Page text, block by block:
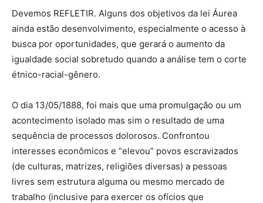
Devemos REFLETIR. Alguns dos objetivos da lei Áurea
ainda estão desenvolvimento, especialmente o acesso à
busca por oportunidades, que gerará o aumento da
igualdade social sobretudo quando a análise tem o corte
étnico-racial-gênero.
O dia 13/05/1888, foi mais que uma promulgação ou um
acontecimento isolado mas sim o resultado de uma
sequência de processos dolorosos. Confrontou
interesses econômicos e “elevou” povos escravizados
(de culturas, matrizes, religiões diversas) a pessoas
livres sem estrutura alguma ou mesmo mercado de
trabalho (inclusive para exercer os ofícios que